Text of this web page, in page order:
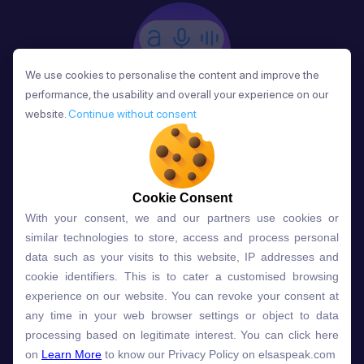
Phản Hồi
Sau mỗi bài học, người học nhận phản hồi về phát
âm và ngữ pháp ngay lập tức, giúp cải thiện kỹ năng
và tiến bộ nhanh chóng.
Lựa chọn gói học ELSA dành
cho bạn
We use cookies to personalise the content and improve the
performance, the usability and overall your experience on our
website. Continue without consent
Cookie Consent
With your consent, we and our partners use cookies or
similar technologies to store, access and process personal
data such as your visits to this website, IP addresses and
cookie identifiers. This is to cater a customised browsing
experience on our website. You can revoke your consent at
any time in your web browser settings or object to data
processing based on legitimate interest. You can click here
on Learn More to know our Privacy Policy on elsaspeak.com
We use cookies to personalise the content and improve the
performance, the usability and overall your experience on our
website. Continue without consent
Cookie Consent
With your consent, we and our partners use cookies or
similar technologies to store, access and process personal
data such as your visits to this website, IP addresses and
cookie identifiers. This is to cater a customised browsing
experience on our website. You can revoke your consent at
any time in your web browser settings or object to data
processing based on legitimate interest. You can click here
on Learn More to know our Privacy Policy on elsaspeak.com